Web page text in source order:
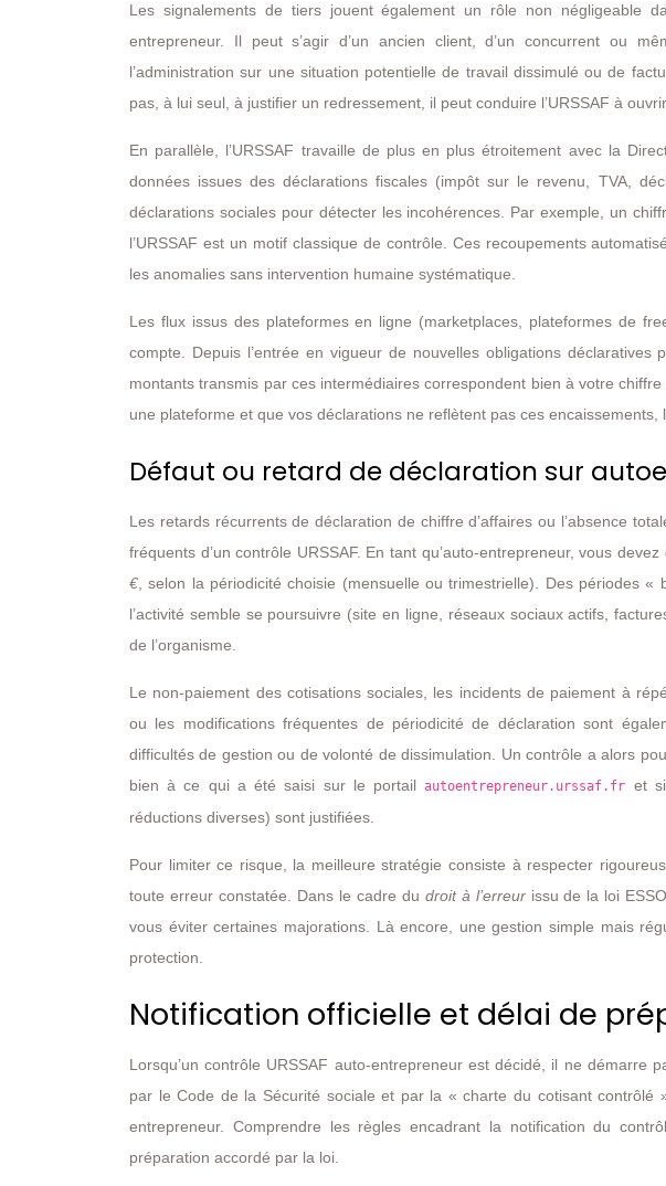
Les signalements de tiers jouent également un rôle non négligeable
entrepreneur. Il peut s’agir d’un ancien client, d’un concurrent ou
l’administration sur une situation potentielle de travail dissimulé ou de
pas, à lui seul, à justifier un redressement, il peut conduire l’URSSAF à
En parallèle, l’URSSAF travaille de plus en plus étroitement avec la
données issues des déclarations fiscales (impôt sur le revenu, TVA,
déclarations sociales pour détecter les incohérences. Par exemple, un
l’URSSAF est un motif classique de contrôle. Ces recoupements
les anomalies sans intervention humaine systématique.
Les flux issus des plateformes en ligne (marketplaces, plateformes de
compte. Depuis l’entrée en vigueur de nouvelles obligations déclaratives
montants transmis par ces intermédiaires correspondent bien à votre
une plateforme et que vos déclarations ne reflètent pas ces
Défaut ou retard de déclaration sur
Les retards récurrents de déclaration de chiffre d’affaires ou l’absence
fréquents d’un contrôle URSSAF. En tant qu’auto-entrepreneur, vous
€, selon la périodicité choisie (mensuelle ou trimestrielle). Des périodes «
l’activité semble se poursuivre (site en ligne, réseaux sociaux actifs,
de l’organisme.
Le non-paiement des cotisations sociales, les incidents de paiement à
ou les modifications fréquentes de périodicité de déclaration sont
difficultés de gestion ou de volonté de dissimulation. Un contrôle a alors
bien à ce qui a été saisi sur le portailautoentrepreneur.urssaf.fr et
réductions diverses) sont justifiées.
Pour limiter ce risque, la meilleure stratégie consiste à respecter
toute erreur constatée. Dans le cadre du droit à l’erreurissu de la loi
vous éviter certaines majorations. Là encore, une gestion simple mais
protection.
Notification officielle et délai de
Lorsqu’un contrôle URSSAF auto-entrepreneur est décidé, il ne démarre
par le Code de la Sécurité sociale et par la « charte du cotisant
entrepreneur. Comprendre les règles encadrant la notification du
préparation accordé par la loi.